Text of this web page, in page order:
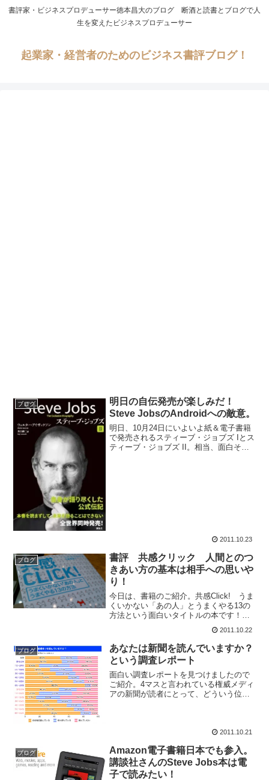
書評家・ビジネスプロデューサー徳本昌大のブログ 断酒と読書とブログで人
生を変えたビジネスプロデューサー
起業家・経営者のためのビジネス書評ブログ！
ブログ
明日の自伝発売が楽しみだ！
Steve JobsのAndroidへの敵意。
明日、10月24日にいよいよ紙＆電子書籍
で発売されるスティーブ・ジョブズ Iとス
ティーブ・ジョブズ II。相当、面白そう
2011.10.23
ブログ
書評 共感クリック 人間とのつ
きあい方の基本は相手への思いや
り！
今日は、書籍のご紹介。共感Click! うま
くいかない「あの人」とうまくやる13の
方法という面白いタイトルの本です！共
感という感情ワードにクリックというPC
ワードが結びついた書籍タイトルに惹き
付けられて、丸善で衝動買いしてしまい
ました。クリ...
2011.10.22
ブログ
あなたは新聞を読んでいますか？
という調査レポート
面白い調査レポートを見つけましたので
ご紹介。4マスと言われている権威メディ
アの新聞が読者にとって、どういう位置
2011.10.21
ブログ
Amazon電子書籍日本でも参入。
講談社さんのSteve Jobs本は電
子で読みたい！